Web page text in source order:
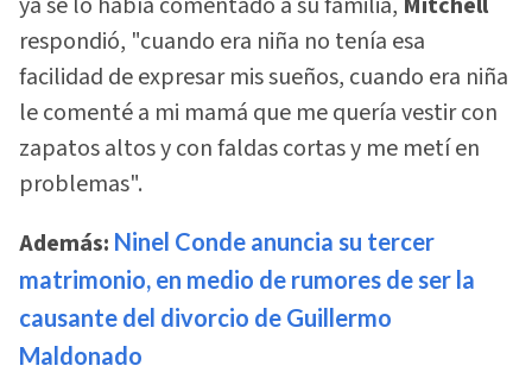
respondió, "cuando era niña no tenía esa
facilidad de expresar mis sueños, cuando era niña
le comenté a mi mamá que me quería vestir con
zapatos altos y con faldas cortas y me metí en
problemas".
Además: Ninel Conde anuncia su tercer
matrimonio, en medio de rumores de ser la
causante del divorcio de Guillermo
Maldonado